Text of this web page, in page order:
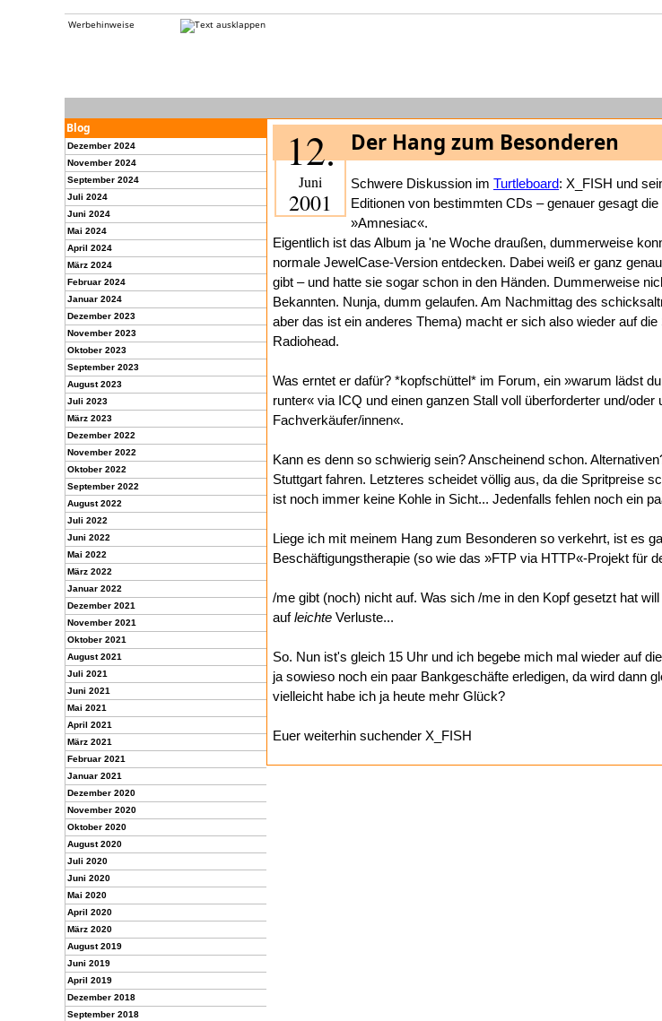
Werbehinweise
Blog
Dezember 2024
November 2024
September 2024
Juli 2024
Juni 2024
Mai 2024
April 2024
März 2024
Februar 2024
Januar 2024
Dezember 2023
November 2023
Oktober 2023
September 2023
August 2023
Juli 2023
März 2023
Dezember 2022
November 2022
Oktober 2022
September 2022
August 2022
Juli 2022
Juni 2022
Mai 2022
März 2022
Januar 2022
Dezember 2021
November 2021
Oktober 2021
August 2021
Juli 2021
Juni 2021
Mai 2021
April 2021
März 2021
Februar 2021
Januar 2021
Dezember 2020
November 2020
Oktober 2020
August 2020
Juli 2020
Juni 2020
Mai 2020
April 2020
März 2020
August 2019
Juni 2019
April 2019
Dezember 2018
September 2018
12.
Juni
2001
Der Hang zum Besonderen
Schwere Diskussion im Turtleboard: X_FISH und
Editionen von bestimmten CDs – genauer gesagt
»Amnesiac«.
Eigentlich ist das Album ja 'ne Woche draußen, dummerweise
normale JewelCase-Version entdecken. Dabei weiß er ganz
gibt – und hatte sie sogar schon in den Händen. Dummerweise
Bekannten. Nunja, dumm gelaufen. Am Nachmittag des
aber das ist ein anderes Thema) macht er sich also wieder auf
Radiohead.
Was erntet er dafür? *kopfschüttel* im Forum, ein »warum lädst
runter« via ICQ und einen ganzen Stall voll überforderter und/oder
Fachverkäufer/innen«.
Kann es denn so schwierig sein? Anscheinend schon.
Stuttgart fahren. Letzteres scheidet völlig aus, da die Spritpreise
ist noch immer keine Kohle in Sicht... Jedenfalls fehlen noch ein
Liege ich mit meinem Hang zum Besonderen so verkehrt, ist es
Beschäftigungstherapie (so wie das »FTP via HTTP«-Projekt für
/me gibt (noch) nicht auf. Was sich /me in den Kopf gesetzt hat
aufleichte Verluste...
So. Nun ist's gleich 15 Uhr und ich begebe mich mal wieder auf
ja sowieso noch ein paar Bankgeschäfte erledigen, da wird dann
vielleicht habe ich ja heute mehr Glück?
Euer weiterhin suchender X_FISH